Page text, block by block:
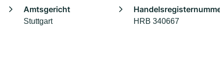
Amtsgericht
Stuttgart HRB 340667